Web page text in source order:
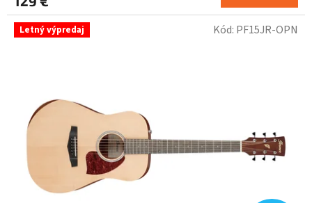
Letný výpredaj Kód: PF15JR-OPN